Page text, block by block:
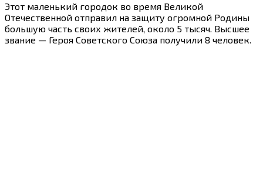
Этот маленький городок во время Великой
Отечественной отправил на защиту огромной Родины
большую часть своих жителей, около 5 тысяч. Высшее
звание — Героя Советского Союза получили 8 человек.